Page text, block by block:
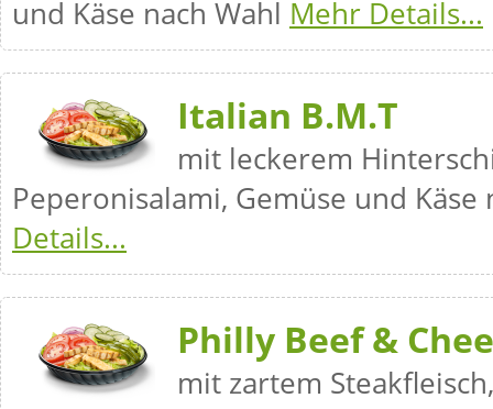
und Käse nach Wahl Mehr Details...
Italian B.M.T
mit leckerem
Peperonisalami, Gemüse und
Details...
Philly Beef &
mit zartem